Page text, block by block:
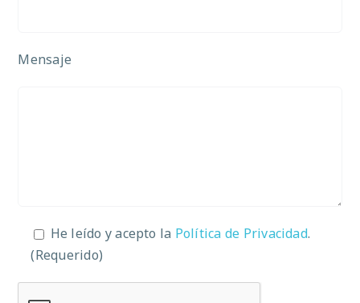
Mensaje
He leído y acepto la Política de Privacidad.
(Requerido)